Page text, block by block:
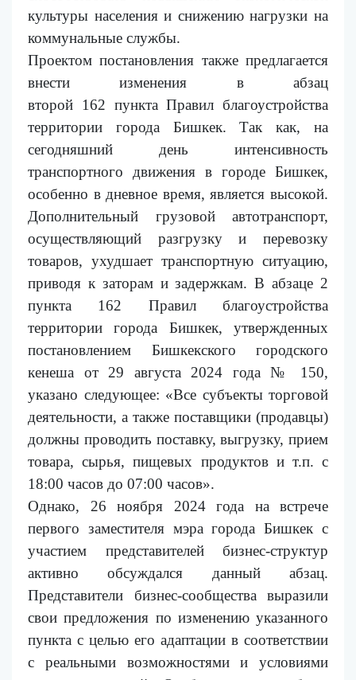
культуры населения и снижению нагрузки на
коммунальные службы.
Проектом постановления также предлагается
внести изменения в абзац
второй 162 пунктаПравил благоустройства
территории города Бишкек. Так как, на
сегодняшний день интенсивность
транспортного движения в городе Бишкек,
особенно в дневное время, является высокой.
Дополнительный грузовой автотранспорт,
осуществляющий разгрузку и перевозку
товаров, ухудшает транспортную ситуацию,
приводя к заторам и задержкам. Вабзаце 2
пункта 162 Правил благоустройства
территории города Бишкек, утвержденных
постановлением Бишкекского городского
кенеша от 29 августа 2024 года № 150,
указано следующее: «Все субъекты торговой
деятельности, а также поставщики (продавцы)
должны проводить поставку, выгрузку, прием
товара, сырья, пищевых продуктов и т.п. с
18:00 часов до 07:00 часов».
Однако, 26 ноября 2024 года на встрече
первого заместителя мэра города Бишкек с
участием представителей бизнес-структур
активно обсуждался данный абзац.
Представители бизнес-сообщества выразили
свои предложения по изменению указанного
пункта с целью его адаптации в соответствии
с реальными возможностями и условиями